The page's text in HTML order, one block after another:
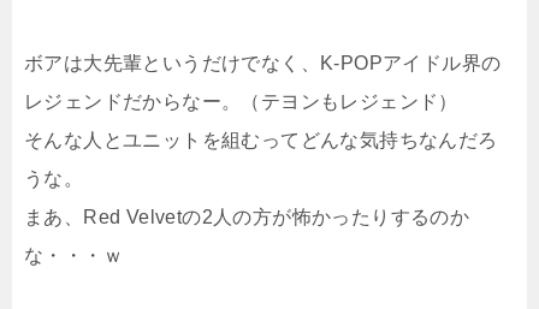
ボアは大先輩というだけでなく、K-POPアイドル界の
レジェンドだからなー。（テヨンもレジェンド）
そんな人とユニットを組むってどんな気持ちなんだろ
うな。
まあ、Red Velvetの2人の方が怖かったりするのか
な・・・ｗ